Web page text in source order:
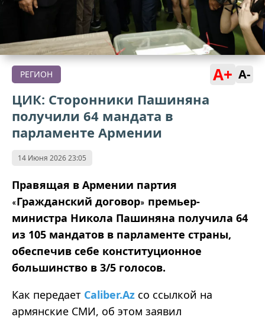
РЕГИОН A+ A-
ЦИК: Сторонники Пашиняна
получили 64 мандата в
парламенте Армении
14 Июня 2026 23:05
Правящая в Армении партия
«Гражданский договор» премьер-
министра Никола Пашиняна получила 64
из 105 мандатов в парламенте страны,
обеспечив себе конституционное
большинство в 3/5 голосов.
Как передает Caliber.Az со ссылкой на
армянские СМИ, об этом заявил